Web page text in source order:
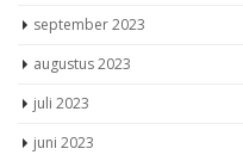
september 2023
augustus 2023
juli 2023
juni 2023